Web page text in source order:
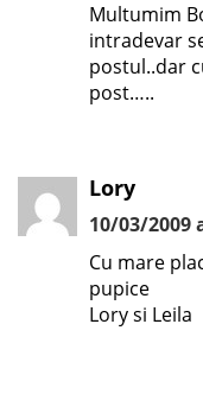
Multumim
intradevar
postul..dar
post…..
Lory
10/03/2009
Cu mare
pupice
Lory si Leila